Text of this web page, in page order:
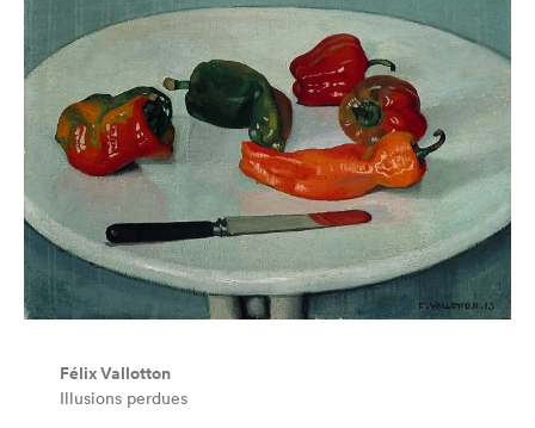
Félix Vallotton
Illusions perdues